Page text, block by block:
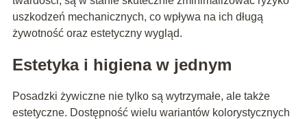
uszkodzeń mechanicznych, co wpływa na ich długą
żywotność oraz estetyczny wygląd.
Estetyka i higiena w jednym
Posadzki żywiczne nie tylko są wytrzymałe, ale także
estetyczne. Dostępność wielu wariantów kolorystycznych